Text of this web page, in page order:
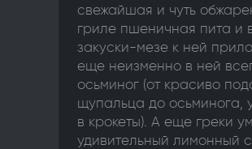
свежайшая и чуть
гриле пшеничная пита и
закуски-мезе к ней
еще неизменно в ней
осьминог (от красиво
щупальца до осьминога,
в крокеты). А еще греки
удивительный лимонный